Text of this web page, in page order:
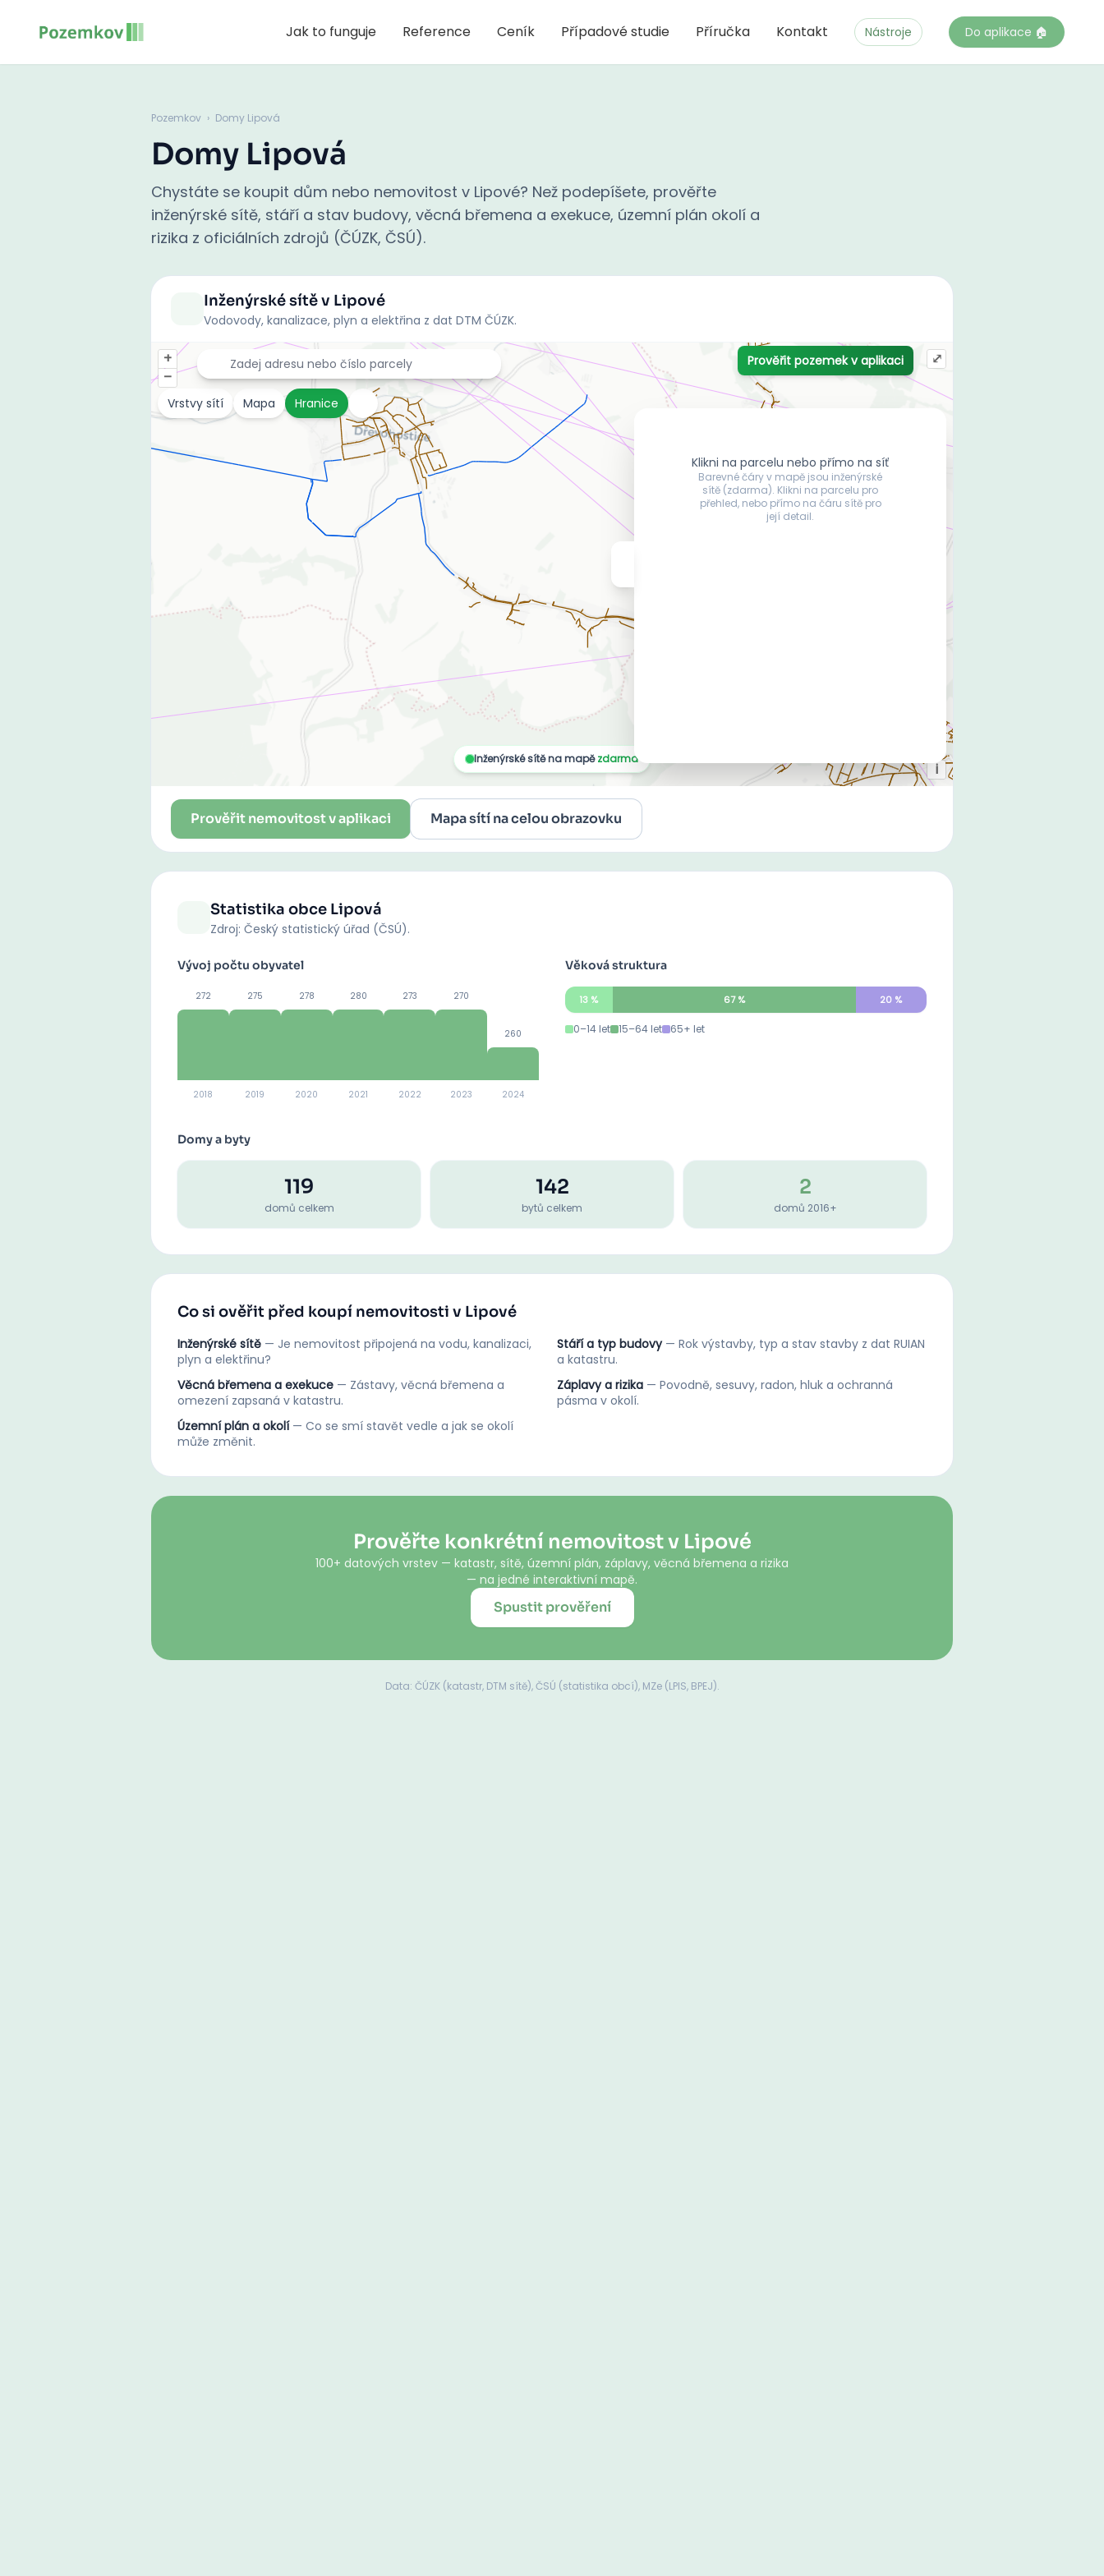
Jak to funguje Reference Ceník Případové studie Příručka Kontakt Nástroje Do aplikace 🏠
Pozemkov › Domy Lipová
Domy Lipová
Chystáte se koupit dům nebo nemovitost v Lipové? Než podepíšete, prověřte
inženýrské sítě, stáří a stav budovy, věcná břemena a exekuce, územní plán okolí a
rizika z oficiálních zdrojů (ČÚZK, ČSÚ).
Inženýrské sítěv Lipové
Vodovody, kanalizace, plyn a elektřina z dat DTM ČÚZK.
Prověřit nemovitost v aplikaci Mapa sítí na celou obrazovku
Statistika obce Lipová
Zdroj: Český statistický úřad (ČSÚ).
Vývoj počtu obyvatel
272
2018
275
2019
278
2020
280
2021
273
2022
270
2023
260
2024
Věková struktura
13 % 67% 20 %
0–14 let 15–64 let 65+ let
Domy a byty
119
domů celkem
142
bytů celkem
2
domů 2016+
Co si ověřit před koupí nemovitosti v Lipové
Inženýrské sítě — Je nemovitost připojená na vodu, kanalizaci,
plyn a elektřinu?
Stáří a typ budovy — Rok výstavby, typ a stav stavby z dat RUIAN
a katastru.
Věcná břemena a exekuce — Zástavy, věcná břemena a
omezení zapsaná v katastru.
Záplavy a rizika — Povodně, sesuvy, radon, hluk a ochranná
pásma v okolí.
Územní plán a okolí — Co se smí stavět vedle a jak se okolí
může změnit.
Prověřte konkrétní nemovitost v Lipové
100+ datových vrstev — katastr, sítě, územní plán, záplavy, věcná břemena a rizika
— na jedné interaktivní mapě.
Spustit prověření
Data: ČÚZK (katastr, DTM sítě), ČSÚ (statistika obcí), MZe (LPIS, BPEJ).